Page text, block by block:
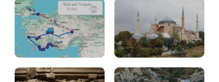
Turquía:
top
museos
Capadocia:
donde
alojarse